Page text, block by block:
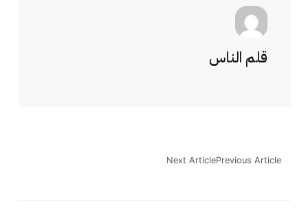
قلم الناس
Previous Article
Next Article